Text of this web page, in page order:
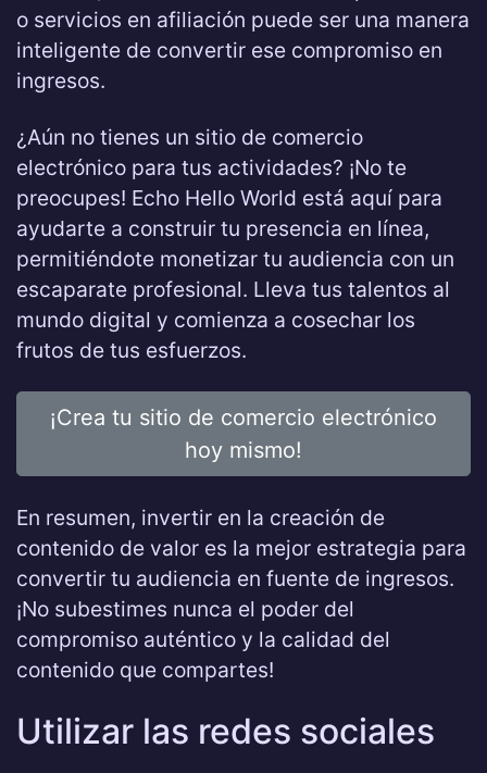
o servicios en afiliación puede ser una manera
inteligente de convertir ese compromiso en
ingresos.
¿Aún no tienes un sitio de comercio
electrónico para tus actividades? ¡No te
preocupes! Echo Hello World está aquí para
ayudarte a construir tu presencia en línea,
permitiéndote monetizar tu audiencia con un
escaparate profesional. Lleva tus talentos al
mundo digital y comienza a cosechar los
frutos de tus esfuerzos.
¡Crea tu sitio de comercio electrónico
hoy mismo!
En resumen, invertir en la creación de
contenido de valor es la mejor estrategia para
convertir tu audiencia en fuente de ingresos.
¡No subestimes nunca el poder del
compromiso auténtico y la calidad del
contenido que compartes!
Utilizar las redes sociales